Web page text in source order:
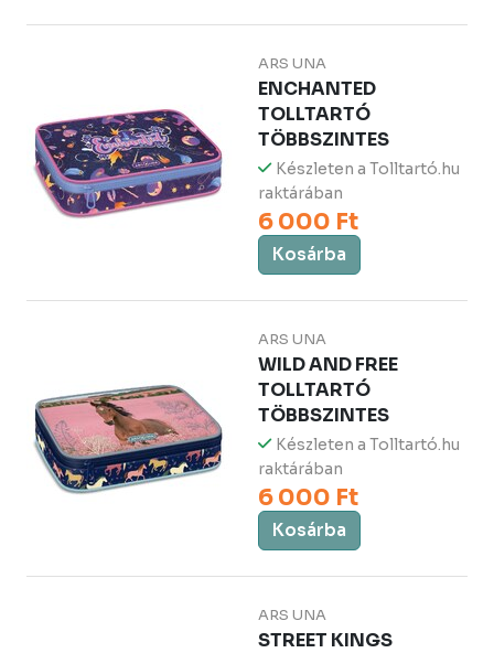
ARS UNA
ENCHANTED
TOLLTARTÓ
TÖBBSZINTES
Készleten a Tolltartó.hu
raktárában
6 000 Ft
Kosárba
ARS UNA
WILD AND FREE
TOLLTARTÓ
TÖBBSZINTES
Készleten a Tolltartó.hu
raktárában
6 000 Ft
Kosárba
ARS UNA
STREET KINGS